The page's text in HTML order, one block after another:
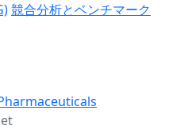
競合分析とベンチマーク